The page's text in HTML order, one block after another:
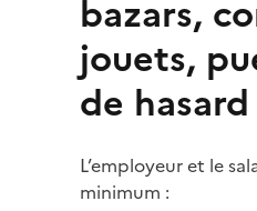
bazars,
jouets,
de
L’employeur et le
minimum :